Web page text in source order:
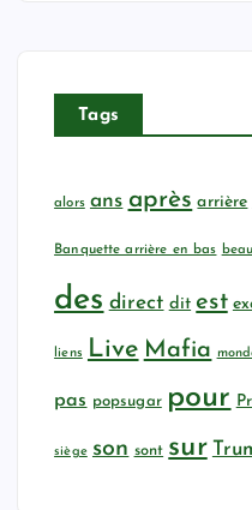
Tags
alors ans après arrière
Banquette arrière en bas
des direct dit est
liens Live Mafia
pas popsugar pour
siège son sont sur